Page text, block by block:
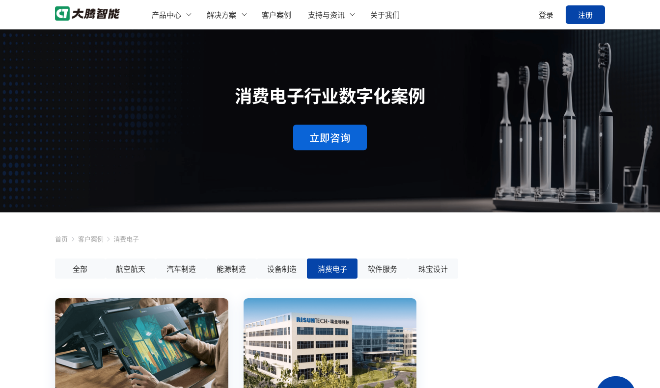
产品中心 解决方案 客户案例 支持与资讯 关于我们 登录 注册
消费电子行业数字化案例
立即咨询
首页 客户案例 消费电子
全部 航空航天 汽车制造 能源制造 设备制造 消费电子 软件服务 珠宝设计